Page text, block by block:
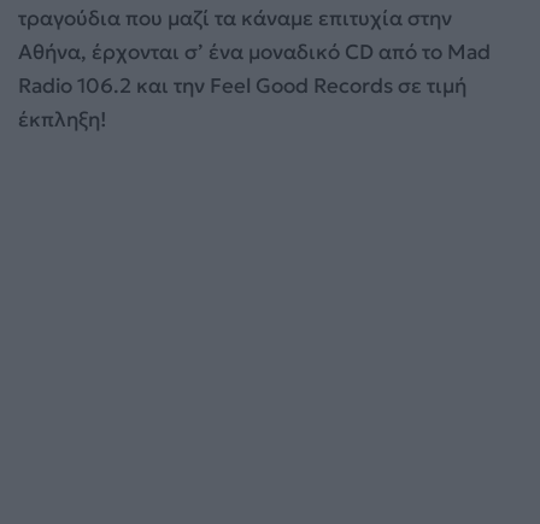
τραγούδια που μαζί τα κάναμε επιτυχία στην
Αθήνα, έρχονται σ’ ένα μοναδικό CD από το Mad
Radio 106.2 και την Feel Good Records σε τιμή
έκπληξη!